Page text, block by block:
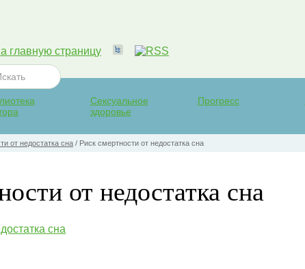
Сексуальное
здоровье
Прогресс
от недостатка сна / Риск смертности от недостатка сна
от недостатка сна